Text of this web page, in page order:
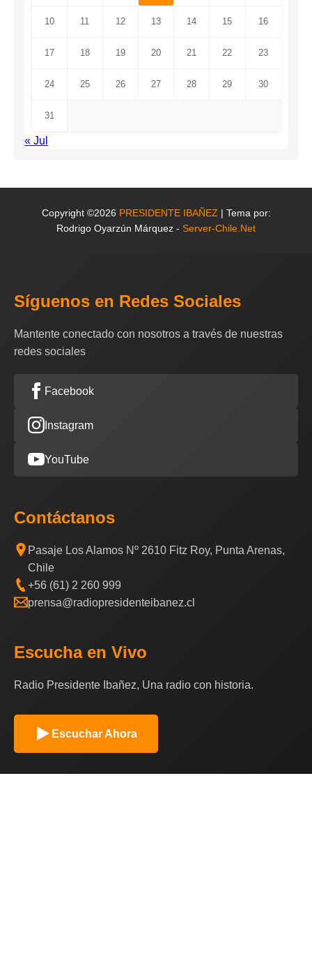
10 11 12 13 14 15 16
17 18 19 20 21 22 23
24 25 26 27 28 29 30
31
« Jul
Copyright ©2026 PRESIDENTE IBAÑEZ | Tema por:
Rodrigo Oyarzún Márquez - Server-Chile.Net
Síguenos en Redes Sociales
Mantente conectado con nosotros a través de nuestras
redes sociales
Facebook
Instagram
YouTube
Contáctanos
Pasaje Los Alamos Nº 2610 Fitz Roy, Punta Arenas,
Chile
+56 (61) 2 260 999
prensa@radiopresidenteibanez.cl
Escucha en Vivo
Radio Presidente Ibañez, Una radio con historia.
Escuchar Ahora